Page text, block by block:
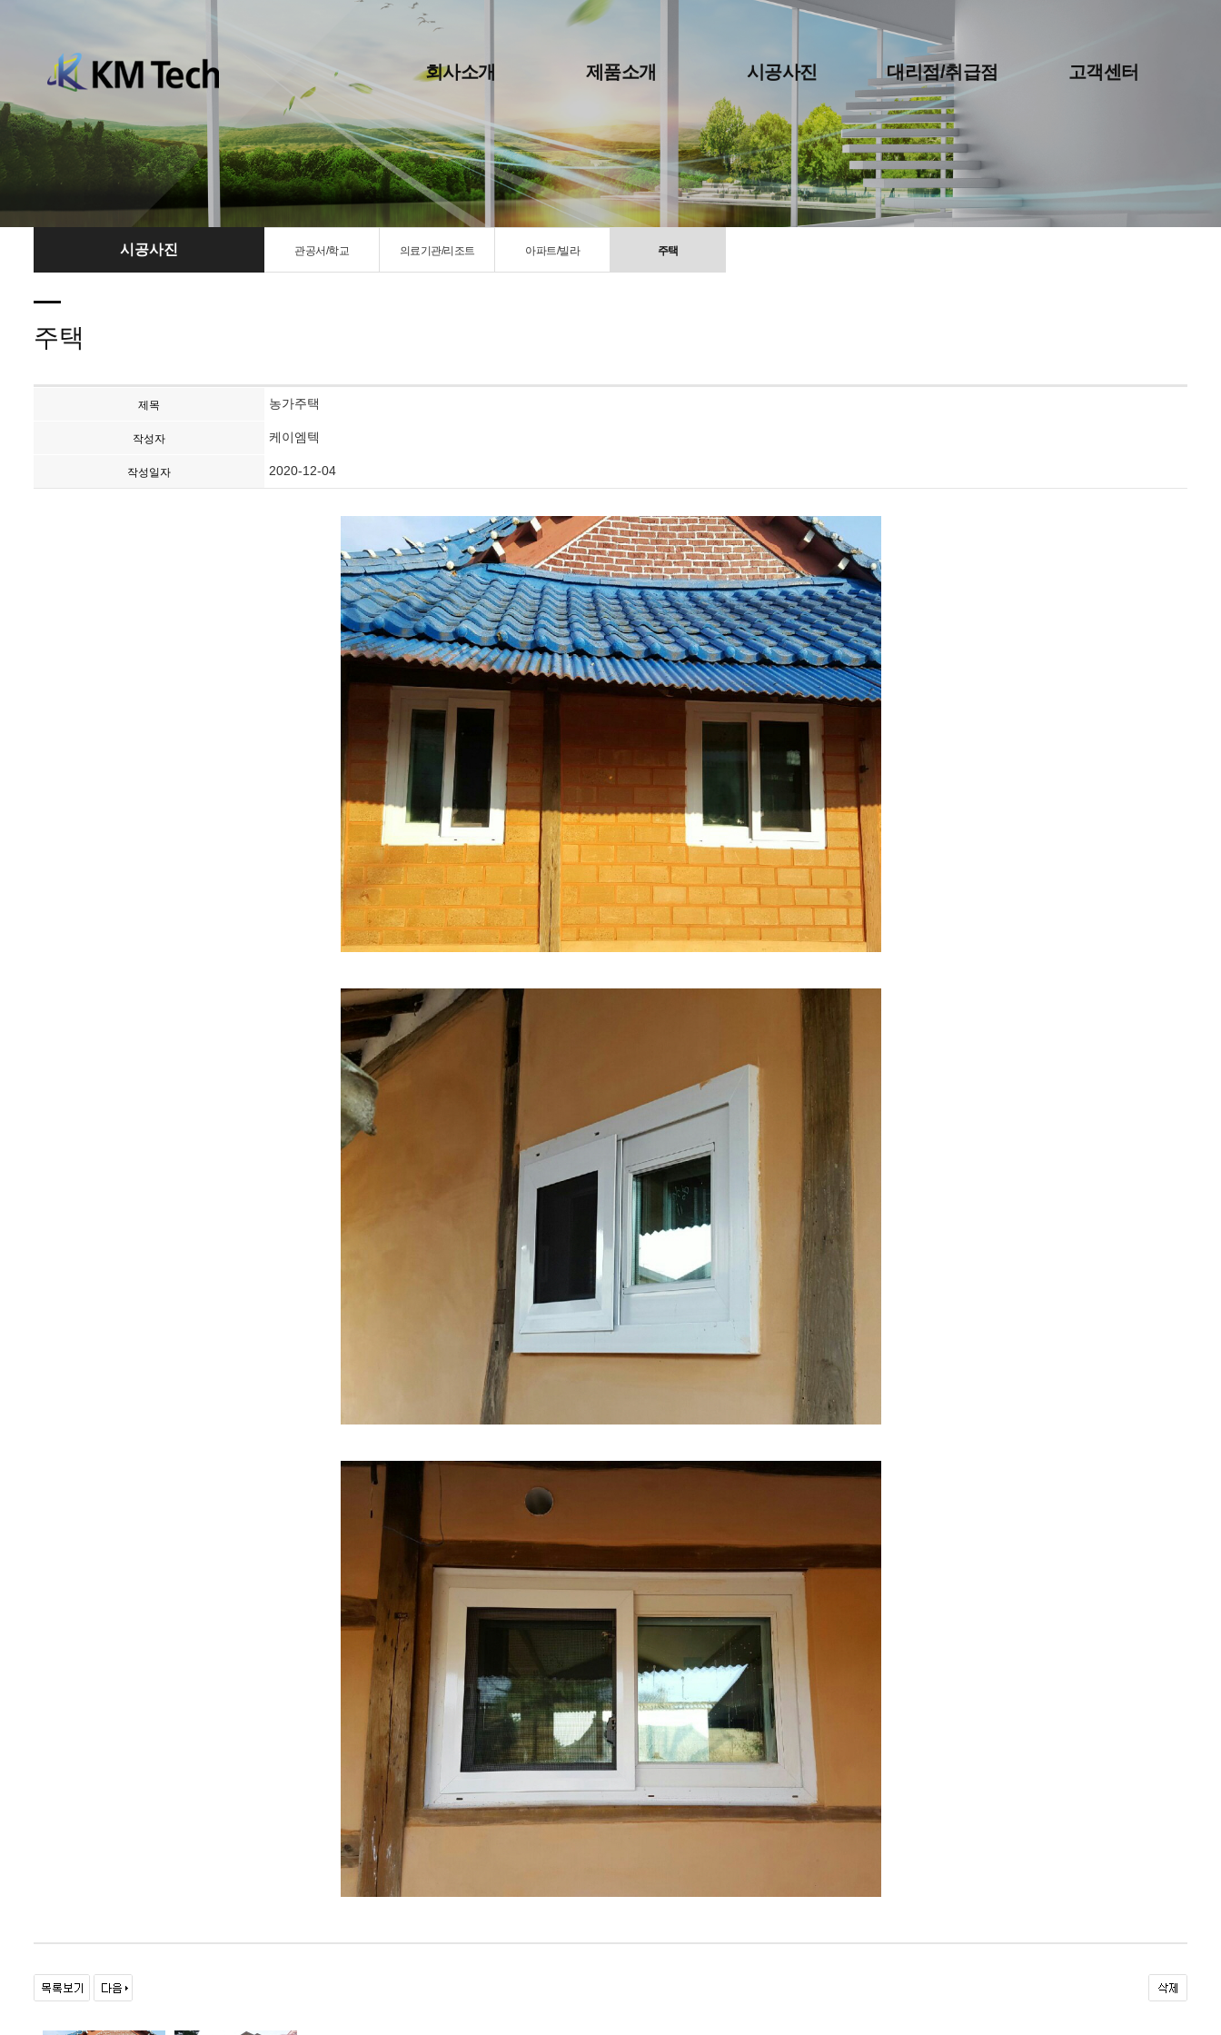
회사소개 제품소개 시공사진 대리점/취급점 고객센터
시공사진 관공서/학교 의료기관/리조트 아파트/빌라 주택
주택
제목 농가주택
작성자 케이엠텍
작성일자 2020-12-04